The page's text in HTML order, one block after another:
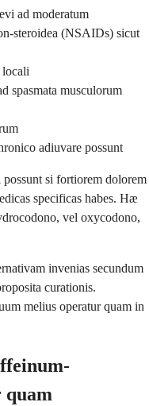
ad moderatum
steroidea (NSAIDs) sicut
locali
spasmata musculorum
adiuvare possunt
si fortiorem dolorem
specificas habes. Hæ
vel oxycodono,
invenias secundum
curationis.
melius operatur quam in
quam